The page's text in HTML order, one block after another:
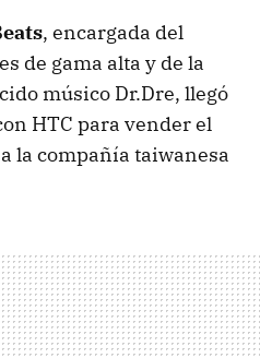
, encargada del
de gama alta y de la
músico Dr.Dre, llegó
HTC para vender el
la compañía taiwanesa